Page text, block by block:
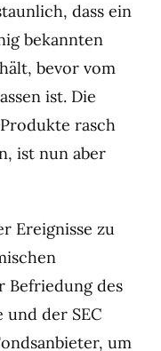
dass ein
bekannten
bevor vom
ist. Die
rasch
ist nun aber
Ereignisse zu
Befriedung des
und der SEC
um